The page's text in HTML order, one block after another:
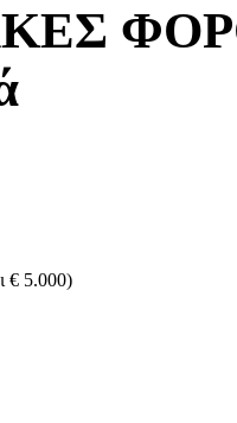
€ 5.000)